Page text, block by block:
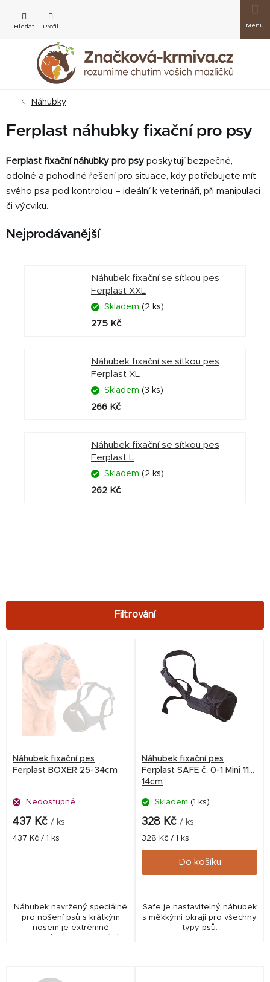
obsah
košík
Náhubky
Ferplast náhubky fixační pro psy
Ferplast fixační náhubky pro psy poskytují bezpečné,
odolné a pohodlné řešení pro situace, kdy potřebujete mít
svého psa pod kontrolou – ideální k veterináři, při manipulaci
či výcviku.
Nejprodávanější
Náhubek fixační se síťkou pes
Ferplast XXL
Skladem (2 ks)
275 Kč
Náhubek fixační se síťkou pes
Ferplast XL
Skladem (3 ks)
266 Kč
Náhubek fixační se síťkou pes
Ferplast L
Skladem (2 ks)
262 Kč
o
Náhubek fixační pes
Ferplast BOXER 25-34cm
Nedostupné
437 Kč / ks
Měrná
437 Kč / 1 ks
Náhubek navržený speciálně
pro nošení psů s krátkým
nosem je extrémně
pohodlný díky polstrování a
Náhubek fixační pes
Ferplast SAFE č. 0-1 Mini 11-
14cm
Skladem (1 ks)
328 Kč / ks
Měrná
cena:
328 Kč / 1 ks
Do košíku
Safe je nastavitelný náhubek
s měkkými okraji pro všechny
typy psů.